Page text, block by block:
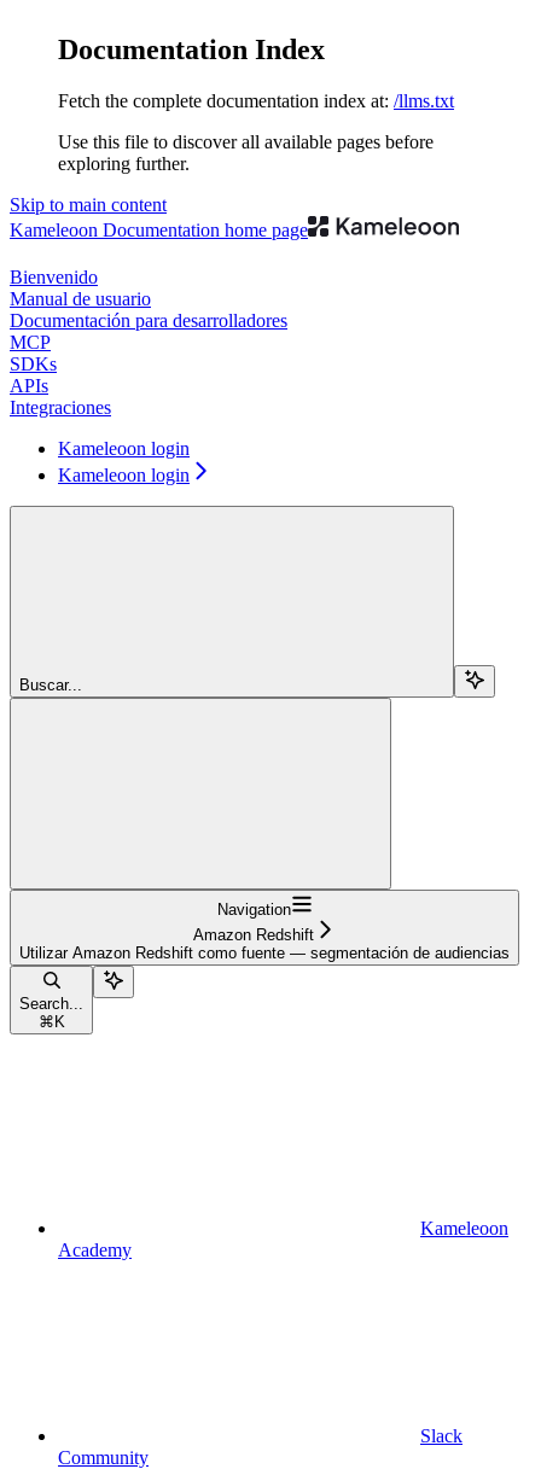
Documentation Index
Fetch the complete documentation index at: /llms.txt
Use this file to discover all available pages before
exploring further.
Skip to main content
Kameleoon Documentation home page
Bienvenido
Manual de usuario
Documentación para desarrolladores
MCP
SDKs
APIs
Integraciones
Kameleoon login
Kameleoon login
Buscar...
Navigation
Amazon Redshift
Utilizar Amazon Redshift como fuente — segmentación de audiencias
Search...
⌘ K
Kameleoon
Academy
Slack
Community